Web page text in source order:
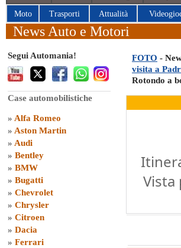
Moto Trasporti Attualità
News Auto e Motori
Segui Automania!
Case automobilistiche
» Alfa Romeo
» Aston Martin
» Audi
» Bentley
» BMW
» Bugatti
» Chevrolet
» Chrysler
» Citroen
» Dacia
» Ferrari
FOTO -
visita a
Rotondo a
Vista